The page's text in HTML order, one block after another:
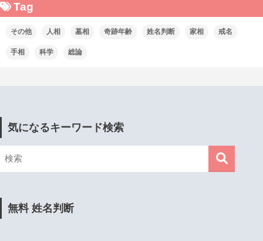
Tag
その他 人相 墓相 奇跡年齢 姓名判断 家相 戒名
手相 科学 総論
気になるキーワード検索
無料 姓名判断